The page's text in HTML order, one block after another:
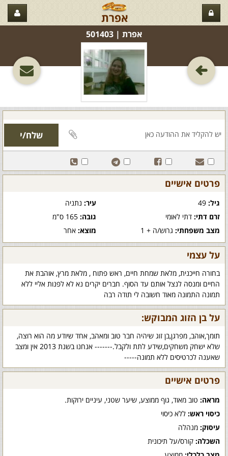
אפרת
אפרת‏ | 501403
פרטים אישיים
גיל: עיר:נתניה
זרם דתי: דתי לאומי גובה:165 ס"מ
מצב משפחתי: גרוש/ה + 1 מוצא:אחר
על עצמי
בחורה חייכנית, מלאת שמחת חיים, ראש פתוח , מלאת מרץ, אוהבת את
החיים ומנסה לנצל אותם עד הסוף. חברים יקרים נא לא לפנות אליי ללא
תמונה התמונה מאוד חשובה לי תודה רבה
על בן הזוג המבוקש:
תומך,אוהב, מפרגן,בן זוג שיהיה חבר טוב ומאהב, אחד שיודע מה הוא רוצה,
שלא ישחק משחקים,שידע לתת ולקבל.------- אנחנו בשנת 2013 אין ומצב
שאענה לכרטיסים ללא תמונה-----
פרטים אישיים
מראה: טוב מאוד, גוף ממוצע, שיער שטני, עיניים ירוקות.
כיסוי ראש: ללא כיסוי
עיסוק: מנהלה
השכלה: קורס/על תיכונית